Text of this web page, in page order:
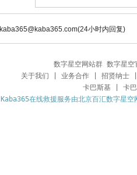
kaba365@kaba365.com(24小时内回复)
数字星空网站群 数字星空
关于我们
业务合作 招贤纳士
卡巴斯基
卡
Kaba365在线救援服务由北京百汇数字星